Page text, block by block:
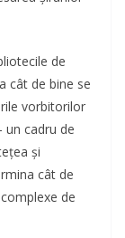
de
cât de bine se
vorbitorilor
cadru de
și
cât de
de